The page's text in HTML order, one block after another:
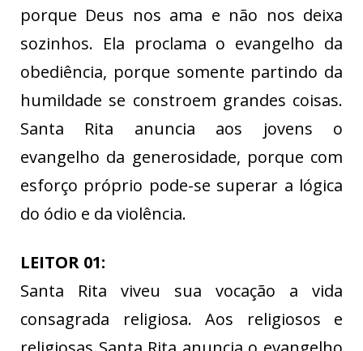
porque Deus nos ama e não nos deixa
sozinhos. Ela proclama o evangelho da
obediência, porque somente partindo da
humildade se constroem grandes coisas.
Santa Rita anuncia aos jovens o
evangelho da generosidade, porque com
esforço próprio pode-se superar a lógica
do ódio e da violência.
LEITOR 01:
Santa Rita viveu sua vocação a vida
consagrada religiosa. Aos religiosos e